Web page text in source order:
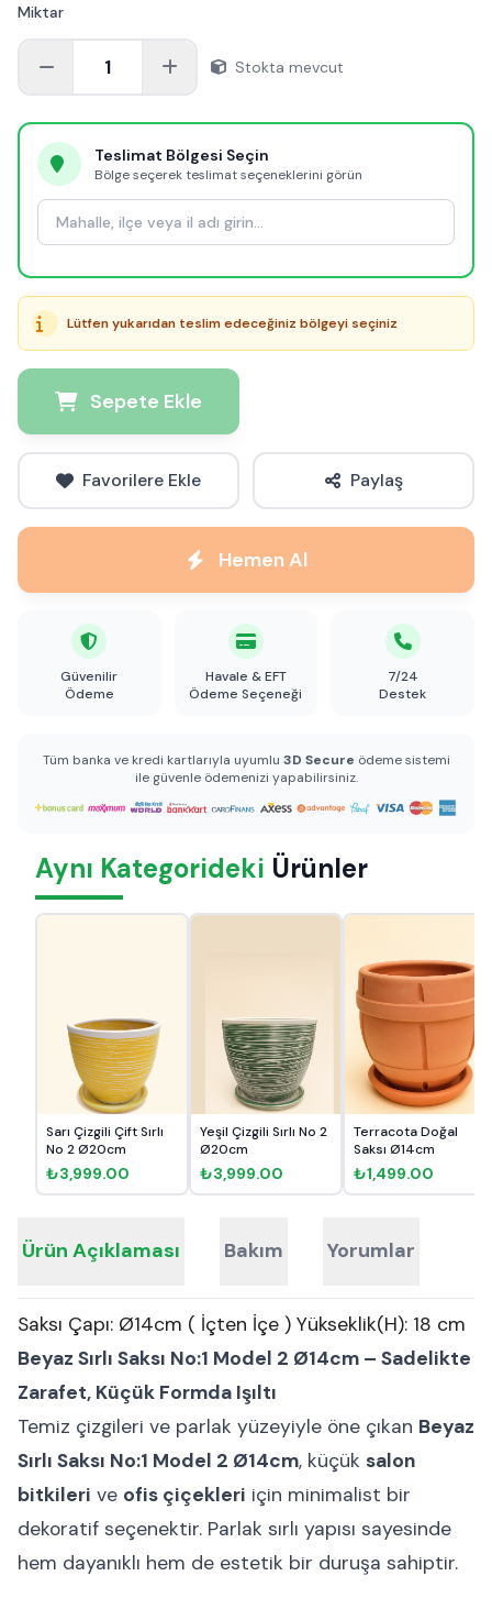
Miktar
1 Stokta mevcut
Teslimat Bölgesi Seçin
Bölge seçerek teslimat seçeneklerini görün
Lütfen yukarıdan teslim edeceğiniz bölgeyi seçiniz
Sepete Ekle
Favorilere Ekle Paylaş
Hemen Al
Güvenilir
Ödeme
Havale & EFT
Ödeme Seçeneği
7/24
Destek
Tüm banka ve kredi kartlarıyla uyumlu 3D Secure ödeme sistemi
ile güvenle ödemenizi yapabilirsiniz.
Aynı Kategorideki Ürünler
Sarı Çizgili Çift Sırlı
No 2 Ø20cm
₺3,999.00
Yeşil Çizgili Sırlı No 2
Ø20cm
₺3,999.00
Terracota Doğal
Saksı Ø14cm
₺1,499.00
Ürün Açıklaması Bakım Yorumlar
Saksı Çapı: Ø14cm ( İçten İçe ) Yükseklik(H): 18 cm
Beyaz Sırlı Saksı No:1 Model 2 Ø14cm – Sadelikte
Zarafet, Küçük Formda Işıltı
Temiz çizgileri ve parlak yüzeyiyle öne çıkan Beyaz
Sırlı Saksı No:1 Model 2 Ø14cm, küçük salon
bitkileri ve ofis çiçekleri için minimalist bir
dekoratif seçenektir. Parlak sırlı yapısı sayesinde
hem dayanıklı hem de estetik bir duruşa sahiptir.